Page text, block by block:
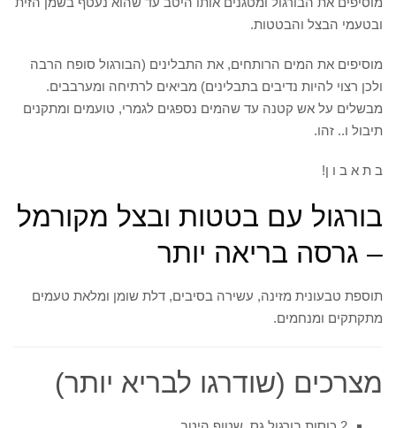
ובטעמי הבצל והבטטות.
מוסיפים את המים הרותחים, את התבלינים (הבורגול סופח הרבה
ולכן רצוי להיות נדיבים בתבלינים) מביאים לרתיחה ומערבבים.
מבשלים על אש קטנה עד שהמים נספגים לגמרי, טועמים ומתקנים
תיבול ו.. זהו.
ב ת א ב ו ן!
בורגול עם בטטות ובצל מקורמל
– גרסה בריאה יותר
תוספת טבעונית מזינה, עשירה בסיבים, דלת שומן ומלאת טעמים
מתקתקים ומנחמים.
מצרכים (שודרגו לבריא יותר)